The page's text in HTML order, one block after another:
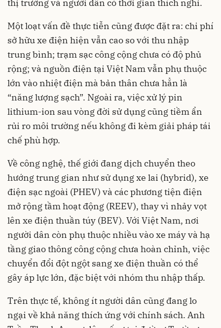
thị trường và người dân có thời gian thích nghi.
Một loạt vấn đề thực tiễn cũng được đặt ra: chi phí
sở hữu xe điện hiện vẫn cao so với thu nhập
trung bình; trạm sạc công cộng chưa có độ phủ
rộng; và nguồn điện tại Việt Nam vẫn phụ thuộc
lớn vào nhiệt điện mà bản thân chưa hẳn là
“năng lượng sạch”. Ngoài ra, việc xử lý pin
lithium-ion sau vòng đời sử dụng cũng tiềm ẩn
rủi ro môi trường nếu không đi kèm giải pháp tái
chế phù hợp.
Về công nghệ, thế giới đang dịch chuyển theo
hướng trung gian như sử dụng xe lai (hybrid), xe
điện sạc ngoài (PHEV) và các phương tiện điện
mở rộng tầm hoạt động (REEV), thay vì nhảy vọt
lên xe điện thuần túy (BEV). Với Việt Nam, nơi
người dân còn phụ thuộc nhiều vào xe máy và hạ
tầng giao thông công cộng chưa hoàn chỉnh, việc
chuyển đổi đột ngột sang xe điện thuần có thể
gây áp lực lớn, đặc biệt với nhóm thu nhập thấp.
Trên thực tế, không ít người dân cũng đang lo
ngại về khả năng thích ứng với chính sách. Anh